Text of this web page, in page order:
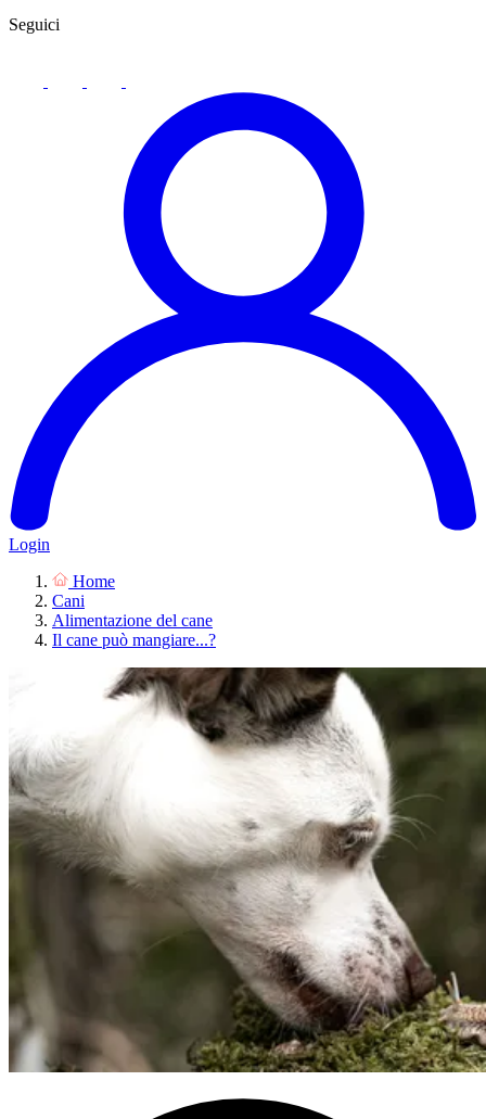
Seguici
Login
Home
Cani
Alimentazione del cane
Il cane può mangiare...?